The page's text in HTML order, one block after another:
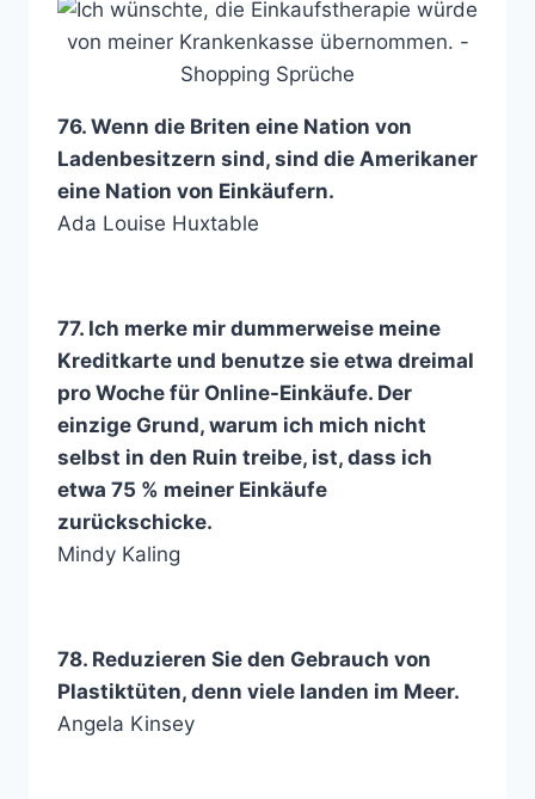
76. Wenn die Briten eine Nation von
Ladenbesitzern sind, sind die Amerikaner
eine Nation von Einkäufern.
Ada Louise Huxtable
77. Ich merke mir dummerweise meine
Kreditkarte und benutze sie etwa dreimal
pro Woche für Online-Einkäufe. Der
einzige Grund, warum ich mich nicht
selbst in den Ruin treibe, ist, dass ich
etwa 75 % meiner Einkäufe
zurückschicke.
Mindy Kaling
78. Reduzieren Sie den Gebrauch von
Plastiktüten, denn viele landen im Meer.
Angela Kinsey